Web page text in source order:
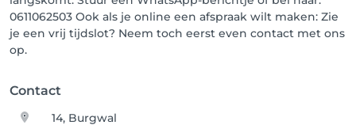
0611062503 Ook als je online een afspraak wilt maken: Zie
je een vrij tijdslot? Neem toch eerst even contact met ons
op.
Contact
14, Burgwal